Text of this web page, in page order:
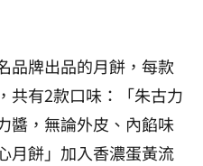
品牌出品的月餅，每款
共有2款口味：「朱古力
醬，無論外皮、內餡味
月餅」加入香濃蛋黃流